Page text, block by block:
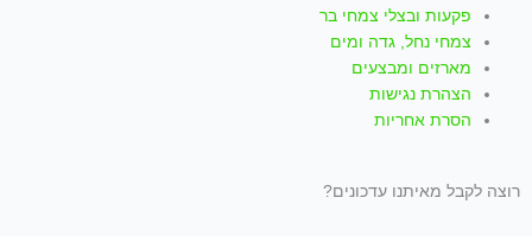
פקעות ובצלי צמחי בר
צמחי נחל, גדה ומים
מארזים ומבצעים
הצהרת נגישות
הסרת אחריות
רוצה לקבל מאיתנו עדכונים?